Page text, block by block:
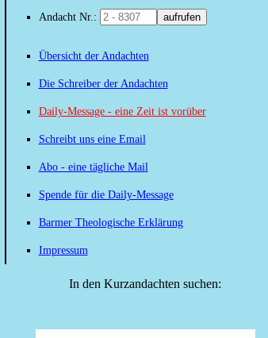
Andacht Nr.: aufrufen
Übersicht der Andachten
Die Schreiber der Andachten
Daily-Message - eine Zeit ist vorüber
Schreibt uns eine Email
Abo - eine tägliche Mail
Spende für die Daily-Message
Barmer Theologische Erklärung
Impressum
In den Kurzandachten suchen: